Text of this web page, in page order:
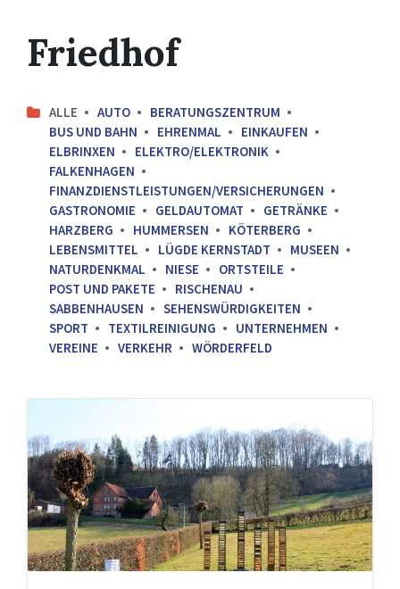
Friedhof
ALLE AUTO
BERATUNGSZENTRUM
BUS UND BAHN
EHRENMAL
EINKAUFEN
ELBRINXEN
ELEKTRO/ELEKTRONIK
FALKENHAGEN
FINANZDIENSTLEISTUNGEN/VERSICHERUNGEN
GASTRONOMIE
GELDAUTOMAT
GETRÄNKE
HARZBERG
HUMMERSEN
KÖTERBERG
LEBENSMITTEL
LÜGDE KERNSTADT
MUSEEN
NATURDENKMAL
NIESE
ORTSTEILE
POST UND PAKETE
RISCHENAU
SABBENHAUSEN
SEHENSWÜRDIGKEITEN
SPORT
TEXTILREINIGUNG
UNTERNEHMEN
VEREINE
VERKEHR WÖRDERFELD
Harzberg